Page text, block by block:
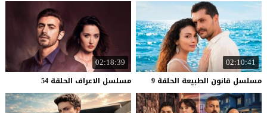
02:10:41
مسلسل قانون الطبيعة الحلقة 9
02:18:39
مسلسل الاعراف الحلقة 54